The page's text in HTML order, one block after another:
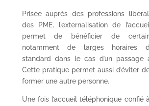
Prisée auprès des professions
des PME, l’externalisation de
permet de bénéficier de
notamment de larges horaires
standard dans le cas d’un passage
Cette pratique permet aussi d’éviter
former une autre personne.
Une fois l’accueil téléphonique confié